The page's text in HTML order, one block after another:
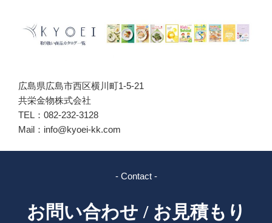
広島県広島市西区横川町1-5-21
共栄金物株式会社
TEL：082-232-3128
Mail：info@kyoei-kk.com
- Contact -
お問い合わせ / お見積もり